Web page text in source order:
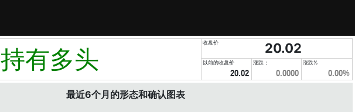
持有多头
收盘价 20.02
以前的收盘价
20.02
涨跌：
0.0000
涨跌%
0.00%
最近6个月的形态和确认图表